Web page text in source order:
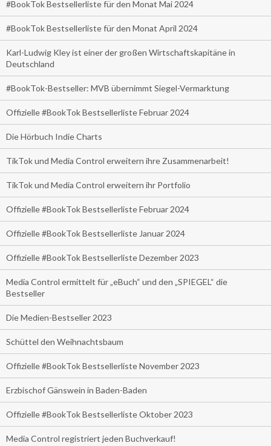
#BookTok Bestsellerliste für den Monat Mai 2024
#BookTok Bestsellerliste für den Monat April 2024
Karl-Ludwig Kley ist einer der großen Wirtschaftskapitäne in
Deutschland
#BookTok-Bestseller: MVB übernimmt Siegel-Vermarktung
Offizielle #BookTok Bestsellerliste Februar 2024
Die Hörbuch Indie Charts
TikTok und Media Control erweitern ihre Zusammenarbeit!
TikTok und Media Control erweitern ihr Portfolio
Offizielle #BookTok Bestsellerliste Februar 2024
Offizielle #BookTok Bestsellerliste Januar 2024
Offizielle #BookTok Bestsellerliste Dezember 2023
Media Control ermittelt für „eBuch“ und den „SPIEGEL“ die
Bestseller
Die Medien-Bestseller 2023
Schüttel den Weihnachtsbaum
Offizielle #BookTok Bestsellerliste November 2023
Erzbischof Gänswein in Baden-Baden
Offizielle #BookTok Bestsellerliste Oktober 2023
Media Control registriert jeden Buchverkauf!